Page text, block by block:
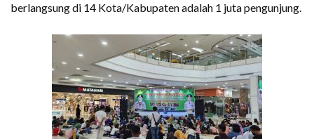
berlangsung di 14 Kota/Kabupaten adalah 1 juta pengunjung.